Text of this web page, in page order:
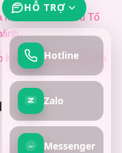
Mới Nhất & 4 Yếu Tố
Khẩu Chuẩn Quy Định
HỖ TRỢ
Hotline
Zalo
Messenger